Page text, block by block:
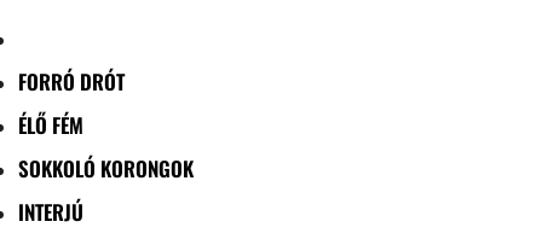
FORRÓ DRÓT
ÉLŐ FÉM
SOKKOLÓ KORONGOK
INTERJÚ